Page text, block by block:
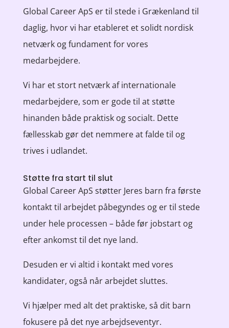
Global Career ApS er til stede i Grækenland til
daglig, hvor vi har etableret et solidt nordisk
netværk og fundament for vores
medarbejdere.
Vi har et stort netværk af internationale
medarbejdere, som er gode til at støtte
hinanden både praktisk og socialt. Dette
fællesskab gør det nemmere at falde til og
trives i udlandet.
Støtte fra start til slut
Global Career ApS støtter Jeres barn fra første
kontakt til arbejdet påbegyndes og er til stede
under hele processen – både før jobstart og
efter ankomst til det nye land.
Desuden er vi altid i kontakt med vores
kandidater, også når arbejdet sluttes.
Vi hjælper med alt det praktiske, så dit barn
fokusere på det nye arbejdseventyr.